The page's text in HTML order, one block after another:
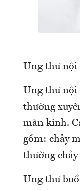
Ung thư nội
Ung thư nội
thường
mãn kinh.
gồm: chảy
thường
Ung thư